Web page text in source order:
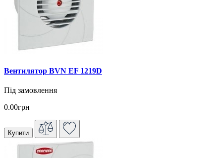
Вентилятор BVN EF 1219D
Під замовлення
0.00грн
Купити